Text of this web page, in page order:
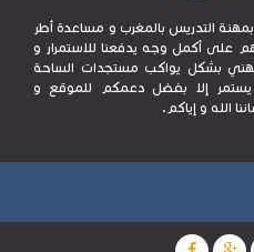
التدريس بالمغرب و مساعدة أطر
على أكمل وجه يدفعنا للاستمرار و
بشكل يواكب مستجدات الساحة
إلا بفضل دعمكم للموقع و
الله و إياكم.